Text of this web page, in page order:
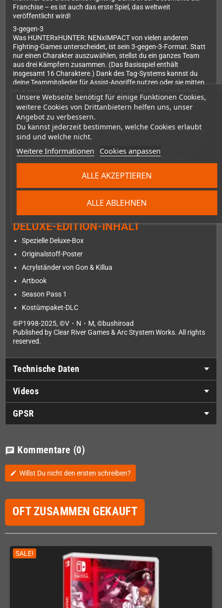
Unsere Webseite benötigt für einige Funktionen Cookies,
weitere Cookies von Drittanbietern helfen uns, unser
Angebot zu verbessern.
Du kannst jederzeit bestimmen, welche Cookies erlaubt
sind und welche nicht.
Weitere Informationen Cookies anpassen
ALLE ABLEHNEN
ALLE AKZEPTIEREN
Franchise – es ist auch das erste Spiel, das weltweit
veröffentlicht wird!
3-gegen-3
Was HUNTERxHUNTER: NENxIMPACT von vielen anderen
Fighting-Games unterscheidet, ist sein 3-gegen-3-Format. Statt
nur einen Charakter auszuwählen, stellst du ein ganzes Team
aus drei Kämpfern zusammen. (Das Basisspiel enthält
insgesamt 16 Charaktere.) Dank des Tag-Systems kannst du
deine Teammitglieder für Assist-Angriffe nutzen oder sie mitten
bilden oder unerwartete Allianzen erschaffen? Die Entscheidung
liegt bei dir!
SPIELMODI
HUNTERxHUNTER: NENxIMPACT bietet mehrere Spielmodi. Free
Battle ist ideal für schnelle Kämpfe gegen andere Spieler oder die
CPU. Training Mode hilft dir, deine Fähigkeiten zu verbessern.
Mit Replay kannst du deine Lieblingskämpfe immer wieder
Anime von 2011 erneut erleben. Herausforderungen wie Sky
herausragende Gegner aus der ganzen Welt an. Hast du das
DELUXE-EDITION-INHALT
Spezielle Deluxe-Box
Originalstoff-Poster
Acrylständer von Gon & Killua
Artbook
Season Pass 1
Kostümpaket-DLC
©P1998-2025, ©V・N・M, ©bushiroad
Published by Clear River Games & Arc Stystem Works. All rights
reserved.
Technische Daten
Videos
GPSR
chat Kommentare (0)
edit Willst Du nicht den ersten schreiben?
OFT ZUSAMMEN GEKAUFT
SALE!